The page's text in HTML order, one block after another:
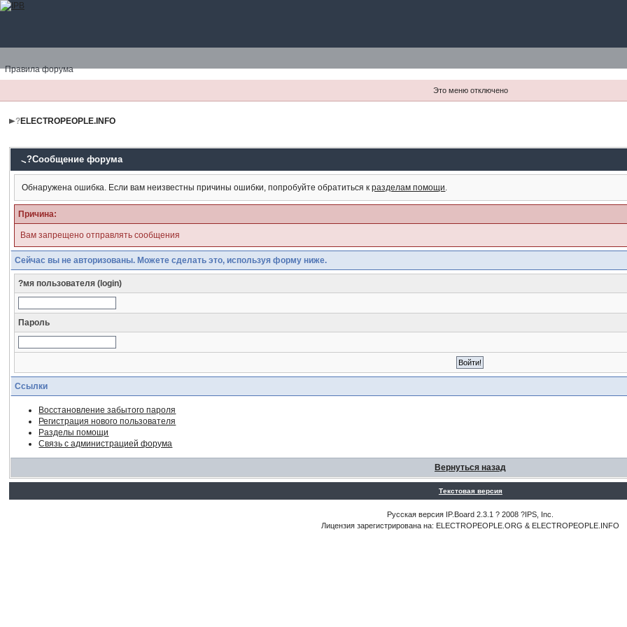
Правила форума
Это меню отключено
?ELECTROPEOPLE.INFO
?Сообщение форума
Обнаружена ошибка. Если вам неизвестны причины ошибки, попробуйте обратиться кразделам помощи.
Причина:
Вам запрещено отправлять сообщения
Сейчас вы не авторизованы. Можете сделать это, используя форму ниже.
?мя пользователя (login)
Пароль
Ссылки
Восстановление забытого пароля
Регистрация нового пользователя
Разделы помощи
Связь с администрацией форума
Вернуться назад
Текстовая версия
Русская версия IP.Board 2.3.1 ? 2008 ?IPS, Inc.
Лицензия зарегистрирована на: ELECTROPEOPLE.ORG & ELECTROPEOPLE.INFO